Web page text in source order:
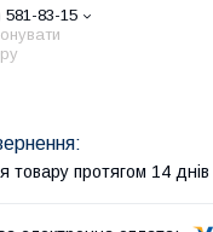
581-83-15
товару протягом 14 днів